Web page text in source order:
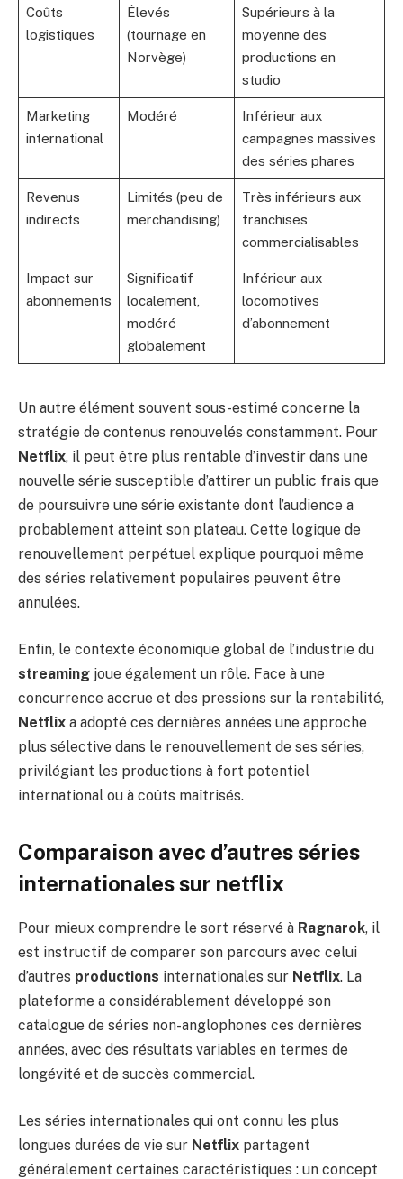
Coûts
logistiques
Élevés
(tournage en
Norvège)
Supérieurs à la
moyenne des
productions en
studio
Marketing
international
Modéré
Inférieur aux
campagnes massives
des séries phares
Revenus
indirects
Limités (peu de
merchandising)
Très inférieurs aux
franchises
commercialisables
Impact sur
abonnements
Significatif
localement,
modéré
globalement
Inférieur aux
locomotives
d’abonnement
Un autre élément souvent sous-estimé concerne la
stratégie de contenus renouvelés constamment. Pour
Netflix, il peut être plus rentable d’investir dans une
nouvelle série susceptible d’attirer un public frais que
de poursuivre une série existante dont l’audience a
probablement atteint son plateau. Cette logique de
renouvellement perpétuel explique pourquoi même
des séries relativement populaires peuvent être
annulées.
Enfin, le contexte économique global de l’industrie du
streaming joue également un rôle. Face à une
concurrence accrue et des pressions sur la rentabilité,
Netflix a adopté ces dernières années une approche
plus sélective dans le renouvellement de ses séries,
privilégiant les productions à fort potentiel
international ou à coûts maîtrisés.
Comparaison avec d’autres séries
internationales sur netflix
Pour mieux comprendre le sort réservé à Ragnarok, il
est instructif de comparer son parcours avec celui
d’autres productions internationales sur Netflix. La
plateforme a considérablement développé son
catalogue de séries non-anglophones ces dernières
années, avec des résultats variables en termes de
longévité et de succès commercial.
Les séries internationales qui ont connu les plus
longues durées de vie sur Netflix partagent
généralement certaines caractéristiques : un concept